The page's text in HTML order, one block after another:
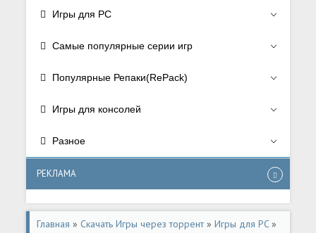
Игры для PC
Самые популярные серии игр
Популярные Репаки(RePack)
Игры для консолей
Разное
РЕКЛАМА
Главная » Скачать Игры через торрент»Игры для PC»